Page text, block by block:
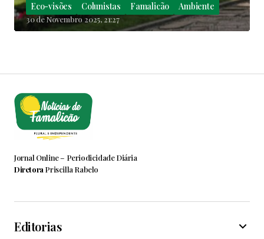
Eco-visões Colunistas Famalicão Ambiente
30 de Novembro 2025, 21:27
Jornal Online – Periodicidade Diária
Diretora Priscilla Rabelo
Editorias